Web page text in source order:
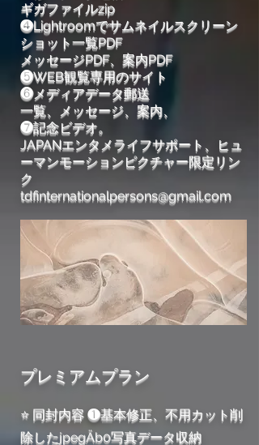
ギガファイルzip
❹Lightroomでサムネイルスクリーン
ショット一覧PDF
メッセージPDF、案内PDF
❺WEB観覧専用のサイト
❻メディアデータ郵送
一覧、メッセージ、案内、
❼記念ビデオ。
JAPANエンタメライフサポート、ヒュ
ーマンモーションピクチャー限定リン
ク
tdfinternationalpersons@gmail.com
プレミアムプラン
⭐ 同封内容 ❶基本修正、不用カット削
除したjpegÄb0写真データ収納